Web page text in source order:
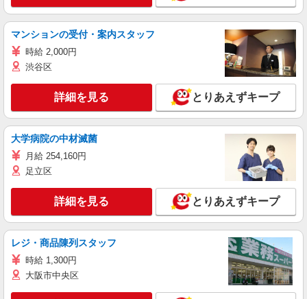
マンションの受付・案内スタッフ
時給 2,000円
渋谷区
詳細を見る とりあえずキープ
大学病院の中材滅菌
月給 254,160円
足立区
詳細を見る とりあえずキープ
レジ・商品陳列スタッフ
時給 1,300円
大阪市中央区